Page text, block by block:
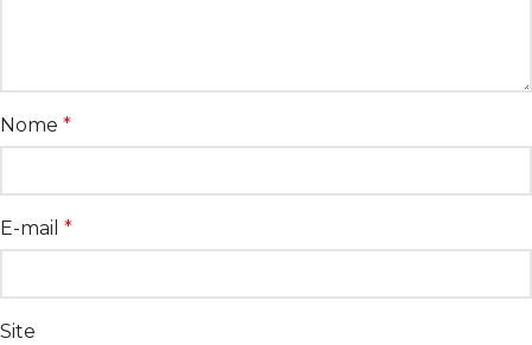
Nome *
E-mail *
Site